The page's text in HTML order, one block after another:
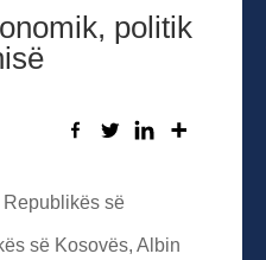
politik
së
së Kosovës, Albin